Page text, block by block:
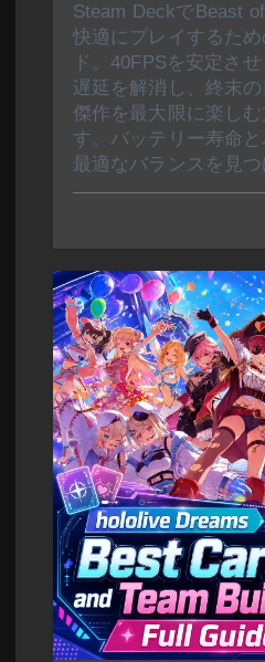
Steam DeckでBeast
快適にプレイするた
ド。40FPSを安定さ
遅延を解消し、終末
傑作を最大限に楽し
す。バッテリー寿命
最適なバランスを見つ